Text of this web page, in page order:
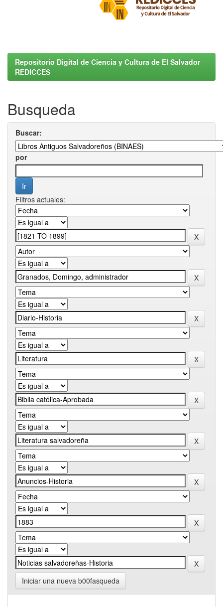
Repositorio Digital de Ciencia y Cultura de El Salvador
REDICCES
Busqueda
Buscar:
por
Filtros actuales:
Iniciar una nueva b00fasqueda